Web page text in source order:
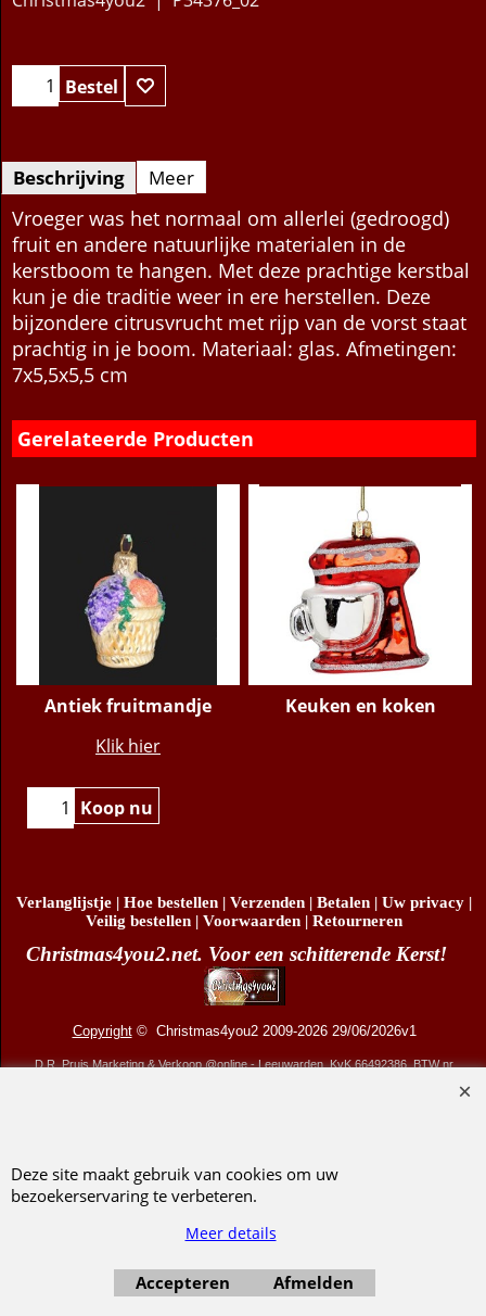
Beschrijving Meer
Vroeger was het normaal om allerlei (gedroogd)
fruit en andere natuurlijke materialen in de
kerstboom te hangen. Met deze prachtige kerstbal
kun je die traditie weer in ere herstellen. Deze
bijzondere citrusvrucht met rijp van de vorst staat
prachtig in je boom. Materiaal: glas. Afmetingen:
Antiek fruitmandje
Klik hier
Verlanglijstje | Hoe bestellen| | Betalen | Uw privacy
Veilig bestellen | Voorwaarden|Retourneren
Christmas4you2.net. Voor een schitterende Kerst!
Copyright© Christmas4you2 2009-2026 29/06/2026v1
Deze site maakt gebruik van cookies om uw
bezoekerservaring te verbeteren.
Meer details
Accepteren Afmelden